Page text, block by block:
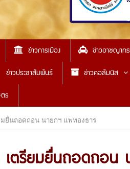
ข่าวการเมือง ข่าวอาชญาก
ข่าวประชาสัมพันธ์ ข่าวคอลัมนิส
ร
ยื่นถอดถอน นายกฯ แพทองธาร
ตรียมยื่นถอดถอน